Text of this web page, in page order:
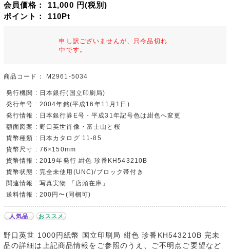
会員価格： 11,000 円(税別)
ポイント： 110Pt
申し訳ございませんが、只今品切れ
中です。
商品コード： M2961-5034
発行機関 : 日本銀行(国立印刷局)
発行年号 : 2004年銘(平成16年11月1日)
発行情報 : 日本銀行券E号・平成31年記号色は紺色へ変更
額面図案 : 野口英世肖像・富士山と桜
貨幣種類 : 日本カタログ 11-85
貨幣尺寸 : 76×150mm
貨幣情報 : 2019年発行 紺色 珍番KH543210B
貨幣状態 : 完全未使用(UNC)/ブロック帯付き
関連情報 : 写真実物 「店頭在庫」
送料情報 : 200円〜(同梱可)
人気品 おススメ
野口英世 1000円紙幣 国立印刷局 紺色 珍番KH543210B 完未
品の詳細は上記商品情報をご参照のうえ、ご不明点ご要望など